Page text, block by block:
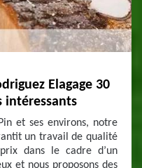
Elagage 30
intéressants
et ses environs, notre
un travail de qualité
dans le cadre d’un
et nous proposons des